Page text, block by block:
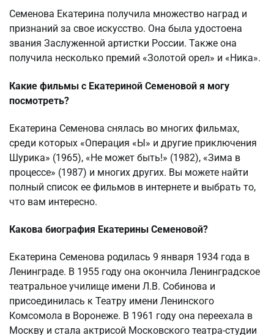
Семенова Екатерина получила множество наград и
признаний за свое искусство. Она была удостоена
звания Заслуженной артистки России. Также она
получила несколько премий «Золотой орел» и «Ника».
Какие фильмы с Екатериной Семеновой я могу
посмотреть?
Екатерина Семенова снялась во многих фильмах,
среди которых «Операция «Ы» и другие приключения
Шурика» (1965), «Не может быть!» (1982), «Зима в
процессе» (1987) и многих других. Вы можете найти
полный список ее фильмов в интернете и выбрать то,
что вам интересно.
Какова биография Екатерины Семеновой?
Екатерина Семенова родилась 9 января 1934 года в
Ленинграде. В 1955 году она окончила Ленинградское
театральное училище имени Л.В. Собинова и
присоединилась к Театру имени Ленинского
Комсомола в Воронеже. В 1961 году она переехала в
Москву и стала актрисой Московского театра-студии